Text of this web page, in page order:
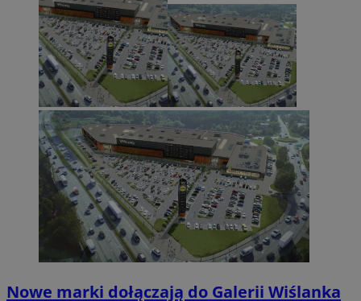
Nowe marki dołączają do Galerii Wiślanka